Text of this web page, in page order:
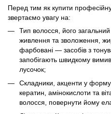
Перед тим як купити
звертаємо увагу на:
Тип волосся, його
живлення та зволоження,
фарбовані — засобів з
запобігають швидкому
лусочок;
Складники, акценти у
кератин, амінокислоти та
волосся, повернути йому